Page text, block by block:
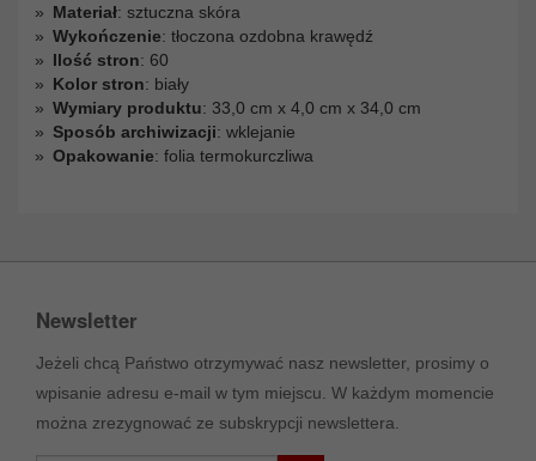
Materiał: sztuczna skóra
Wykończenie: tłoczona ozdobna krawędź
Ilość stron: 60
Kolor stron: biały
Wymiary produktu: 33,0 cm x 4,0 cm x 34,0 cm
Sposób archiwizacji: wklejanie
Opakowanie: folia termokurczliwa
Newsletter
Jeżeli chcą Państwo otrzymywać nasz newsletter, prosimy o
wpisanie adresu e-mail w tym miejscu. W każdym momencie
można zrezygnować ze subskrypcji newslettera.